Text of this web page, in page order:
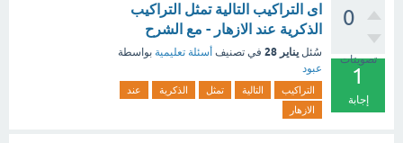
0
تصويتات
1
إجابة
اى التراكيب التالية تمثل التراكيب
الذكرية عند الازهار - مع الشرح
سُئل يناير 28 في تصنيف أسئلة تعليمية بواسطة
عبود
التراكيب التالية تمثل الذكرية
عند
الازهار